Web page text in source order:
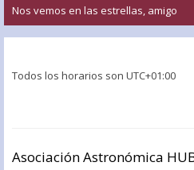
Nos vemos en las estrellas, amigo
Todos los horarios son UTC+01:00
Asociación Astronómica